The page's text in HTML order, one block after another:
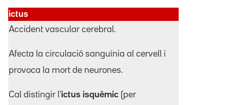
ictus
Accident vascular cerebral.
Afecta la circulació sanguínia al cervell i
provoca la mort de neurones.
Cal distingir l'ictus isquèmic (per